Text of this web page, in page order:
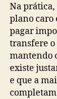
Na prática,
plano caro
pagar
transfere
mantendo
existe
e que a